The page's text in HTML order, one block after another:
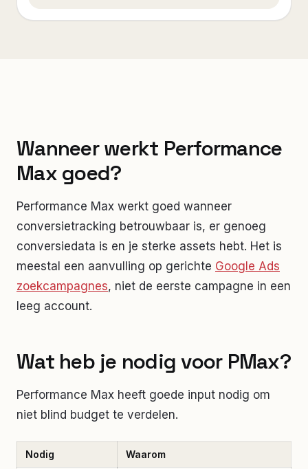
Wanneer werkt Performance
Max goed?
Performance Max werkt goed wanneer
conversietracking betrouwbaar is, er genoeg
conversiedata is en je sterke assets hebt. Het is
meestal een aanvulling op gerichte Google Ads
zoekcampagnes, niet de eerste campagne in een
leeg account.
Wat heb je nodig voor PMax?
Performance Max heeft goede input nodig om
niet blind budget te verdelen.
Nodig Waarom